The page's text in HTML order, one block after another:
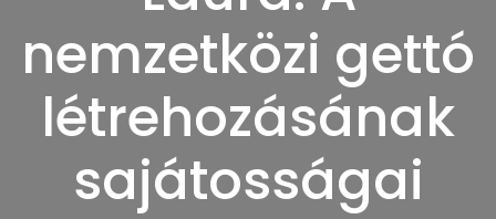
nemzetközi gettó
létrehozásának
sajátosságai